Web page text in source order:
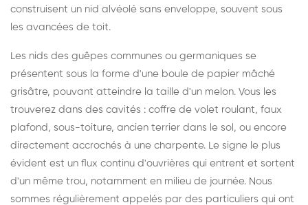
construisent un nid alvéolé sans enveloppe, souvent sous
les avancées de toit.
Les nids des guêpes communes ou germaniques se
présentent sous la forme d'une boule de papier mâché
grisâtre, pouvant atteindre la taille d'un melon. Vous les
trouverez dans des cavités : coffre de volet roulant, faux
plafond, sous-toiture, ancien terrier dans le sol, ou encore
directement accrochés à une charpente. Le signe le plus
évident est un flux continu d'ouvrières qui entrent et sortent
d'un même trou, notamment en milieu de journée. Nous
sommes régulièrement appelés par des particuliers qui ont